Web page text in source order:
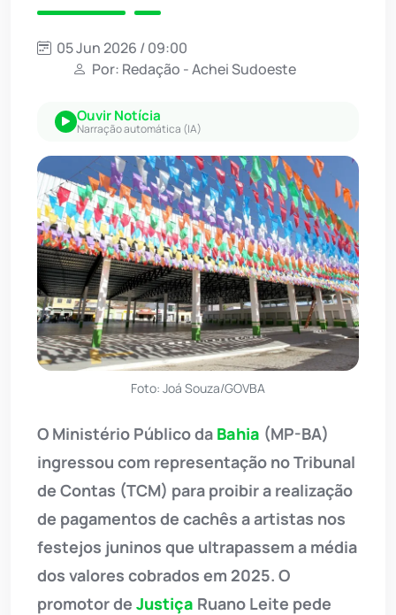
05 Jun 2026 / 09:00
Por: Redação - Achei Sudoeste
Ouvir Notícia
Narração automática (IA)
Foto: Joá Souza/GOVBA
O Ministério Público da Bahia (MP-BA)
ingressou com representação no Tribunal
de Contas (TCM) para proibir a realização
de pagamentos de cachês a artistas nos
festejos juninos que ultrapassem a média
dos valores cobrados em 2025. O
promotor de Justiça Ruano Leite pede